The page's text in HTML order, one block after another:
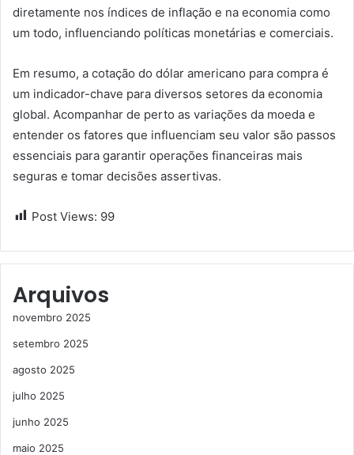
diretamente nos índices de inflação e na economia como
um todo, influenciando políticas monetárias e comerciais.
Em resumo, a cotação do dólar americano para compra é
um indicador-chave para diversos setores da economia
global. Acompanhar de perto as variações da moeda e
entender os fatores que influenciam seu valor são passos
essenciais para garantir operações financeiras mais
seguras e tomar decisões assertivas.
Post Views: 99
Arquivos
novembro 2025
setembro 2025
agosto 2025
julho 2025
junho 2025
maio 2025